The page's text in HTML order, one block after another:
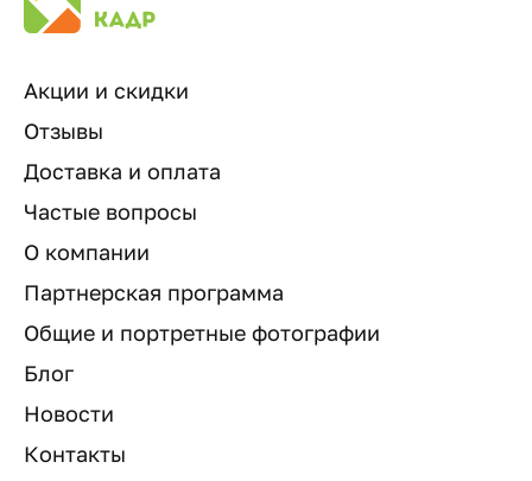
Акции и скидки
Отзывы
Доставка и оплата
Частые вопросы
О компании
Партнерская программа
Общие и портретные фотографии
Блог
Новости
Контакты